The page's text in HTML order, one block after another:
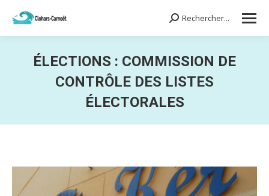
Search:Rechercher...
ÉLECTIONS : COMMISSION DE
CONTRÔLE DES LISTES
ÉLECTORALES